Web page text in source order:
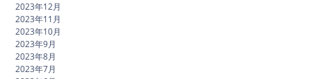
2023年12月
2023年11月
2023年10月
2023年9月
2023年8月
2023年7月